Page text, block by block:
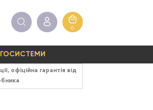
0
офіційна гарантія від